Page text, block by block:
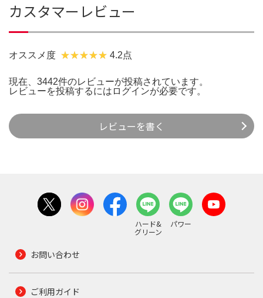
カスタマーレビュー
オススメ度 4.2点
現在、3442件のレビューが投稿されています。
レビューを投稿するには ログインが必要です。
レビューを書く
ハード&
グリーン
パワー
お問い合わせ
ご利用ガイド